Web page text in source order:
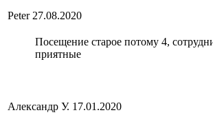
Peter 27.08.2020
Посещение старое потому 4,
приятные
Александр У. 17.01.2020